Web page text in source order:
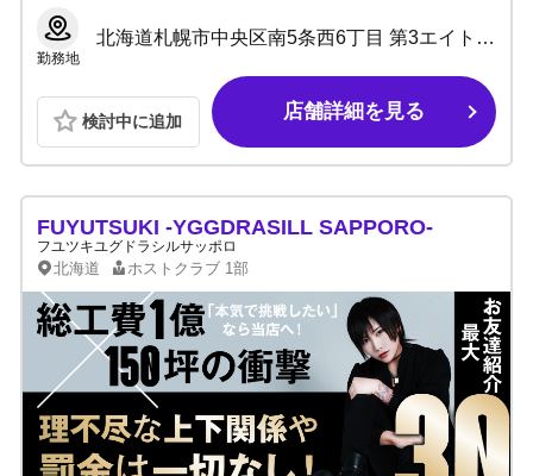
勤務地
北海道札幌市中央区南5条西6丁目 第3エイトビル 5階
検討中に追加 店舗詳細を見る
FUYUTSUKI -YGGDRASILL SAPPORO-
フユツキユグドラシルサッポロ
北海道 ホストクラブ 1部